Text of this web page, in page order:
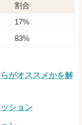
割合
17%
83%
がオススメかを解
ション